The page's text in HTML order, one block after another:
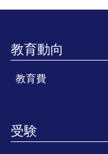
教育動向
教育費
受験